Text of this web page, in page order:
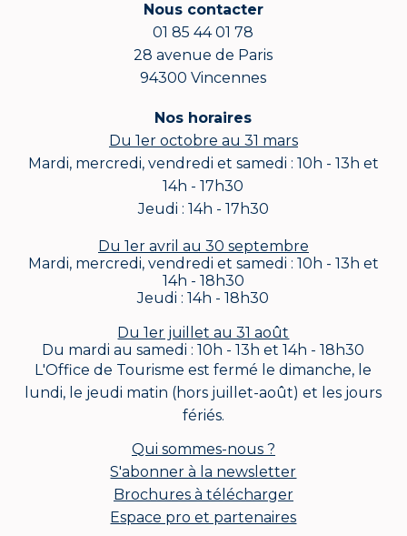
Nous contacter
01 85 44 01 78
28 avenue de Paris
94300 Vincennes
Nos horaires
Du 1er octobre au 31 mars
Mardi, mercredi, vendredi et samedi : 10h - 13h et
14h - 17h30
Jeudi : 14h - 17h30
Du 1er avril au 30 septembre
Mardi, mercredi, vendredi et samedi : 10h - 13h et
14h - 18h30
Jeudi : 14h - 18h30
Du 1er juillet au 31 août
Du mardi au samedi : 10h - 13h et 14h - 18h30
L'Office de Tourisme est fermé le dimanche, le
lundi, le jeudi matin (hors juillet-août) et les jours
fériés.
Qui sommes-nous ?
S'abonner à la newsletter
Brochures à télécharger
Espace pro et partenaires